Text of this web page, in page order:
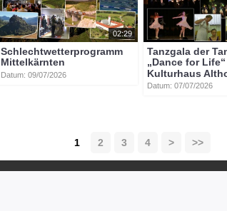
02:29
Schlechtwetterprogramm
Mittelkärnten
Datum: 09/07/2026
Tanzgala der
„Dance for
Kulturhaus
Datum: 07/07/2026
1 2 3 4 > >>